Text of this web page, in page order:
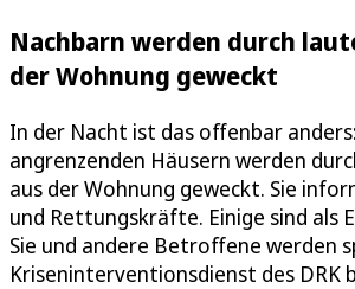
Nachbarn werden durch
der Wohnung geweckt
In der Nacht ist das offenbar
angrenzenden Häusern werden
aus der Wohnung geweckt. Sie
und Rettungskräfte. Einige sind als
Sie und andere Betroffene werden
Kriseninterventionsdienst des DRK